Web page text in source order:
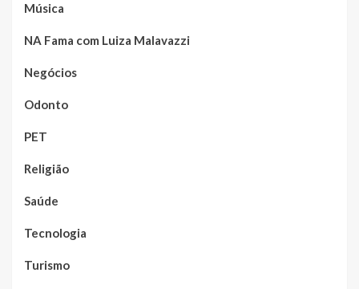
Música
NA Fama com Luiza Malavazzi
Negócios
Odonto
PET
Religião
Saúde
Tecnologia
Turismo